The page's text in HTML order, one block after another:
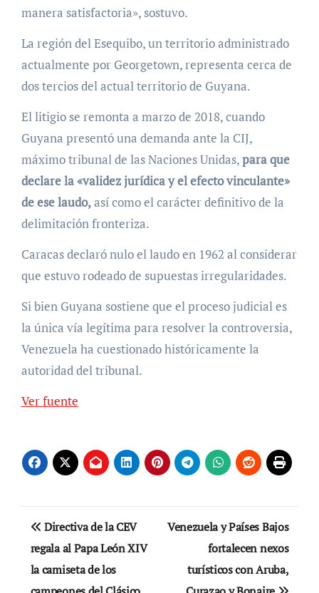
manera satisfactoria», sostuvo.
La región del Esequibo, un territorio administrado
actualmente por Georgetown, representa cerca de
dos tercios del actual territorio de Guyana.
El litigio se remonta a marzo de 2018, cuando
Guyana presentó una demanda ante la CIJ,
máximo tribunal de las Naciones Unidas,para que
declare la «validez jurídica y el efecto vinculante»
de ese laudo,así como el carácter definitivo de la
delimitación fronteriza.
Caracas declaró nulo el laudo en 1962 al considerar
que estuvo rodeado de supuestas irregularidades.
Si bien Guyana sostiene que el proceso judicial es
la única vía legítima para resolver la controversia,
Venezuela ha cuestionado históricamente la
autoridad del tribunal.
Ver fuente
Navegación
de
entradas
Directiva de la CEV
regala al Papa León XIV
la camiseta de los
Venezuela y Países Bajos
fortalecen nexos
turísticos con Aruba,